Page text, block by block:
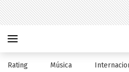
Rating Música